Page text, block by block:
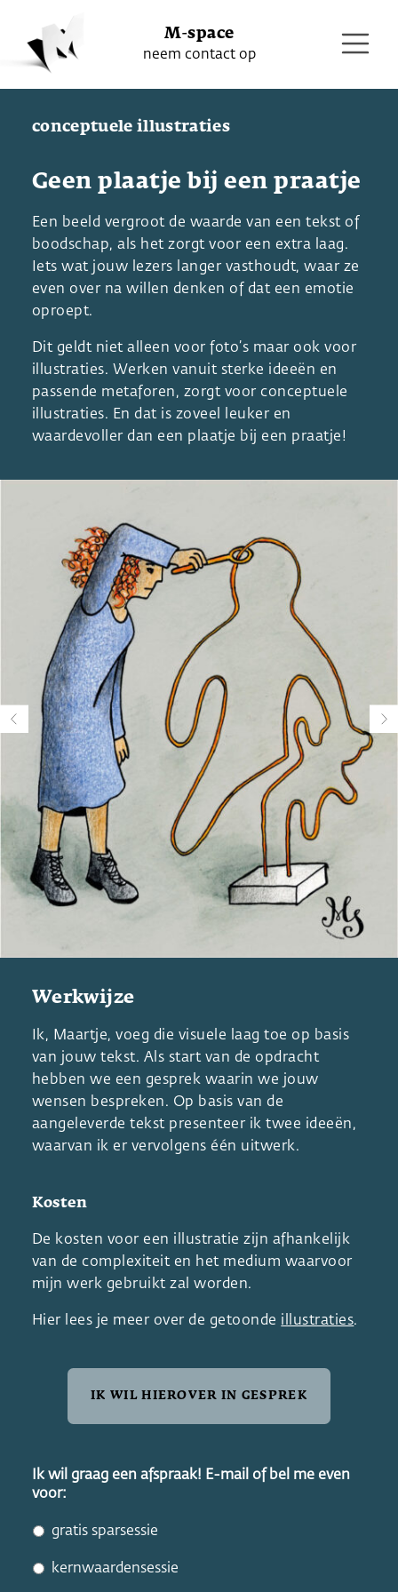
M-space
neem contact op
conceptuele illustraties
Geen plaatje bij een praatje
Een beeld vergroot de waarde van een tekst of
boodschap, als het zorgt voor een extra laag.
Iets wat jouw lezers langer vasthoudt, waar ze
even over na willen denken of dat een emotie
oproept.
Dit geldt niet alleen voor foto’s maar ook voor
illustraties. Werken vanuit sterke ideeën en
passende metaforen, zorgt voor conceptuele
illustraties. En dat is zoveel leuker en
waardevoller dan een plaatje bij een praatje!
Werkwijze
Ik, Maartje, voeg die visuele laag toe op basis
van jouw tekst. Als start van de opdracht
hebben we een gesprek waarin we jouw
wensen bespreken. Op basis van de
aangeleverde tekst presenteer ik twee ideeën,
waarvan ik er vervolgens één uitwerk.
Kosten
De kosten voor een illustratie zijn afhankelijk
van de complexiteit en het medium waarvoor
mijn werk gebruikt zal worden.
Hier lees je meer over de getoonde illustraties.
IK WIL HIEROVER IN GESPREK
Ik wil graag een afspraak! E-mail of bel me even
voor:
gratis sparsessie
kernwaardensessie